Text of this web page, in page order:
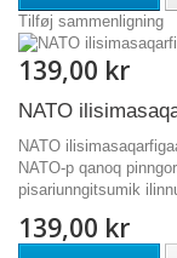
Tilføj sammenligning
139,00 kr
NATO
NATO
NATO-p qanoq
pisariunngitsumik
139,00 kr